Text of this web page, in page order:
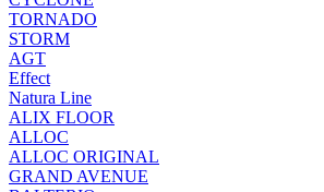
TORNADO
STORM
AGT
Effect
Natura Line
ALIX FLOOR
ALLOC
ALLOC ORIGINAL
GRAND AVENUE